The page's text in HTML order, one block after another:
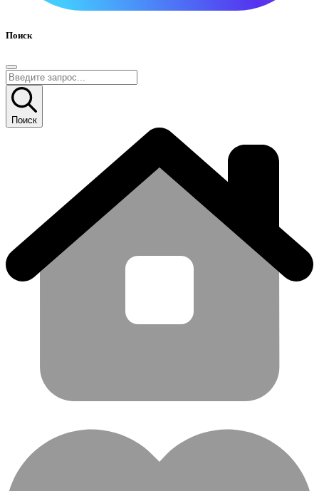
Поиск
Поиск